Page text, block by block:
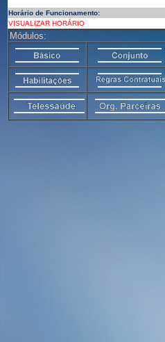
Horário de Funcionamento:
VISUALIZAR HORÁRIO
Módulos: